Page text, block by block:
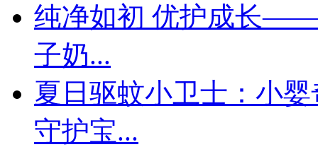
纯净如初 优护成长——
子奶...
夏日驱蚊小卫士：小
守护宝...